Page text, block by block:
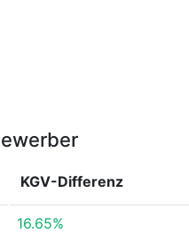
KGV-Differenz
16.65%